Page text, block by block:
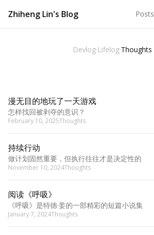
Zhiheng Lin's Blog Posts
Devlog·Lifelog·Thoughts
漫无目的地玩了一天游戏
怎样找回被剥夺的意识？
February 10, 2025Thoughts
持续行动
做计划固然重要，但执行往往才是决定性的
November 10, 2024Thoughts
阅读《呼吸》
《呼吸》是特德·姜的一部精彩的短篇小说集
January 7, 2024Thoughts